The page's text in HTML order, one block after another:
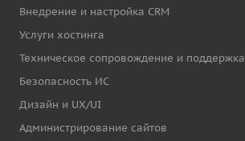
Внедрение и настройка CRM
Услуги хостинга
Техническое сопровождение и поддержка
Безопасность ИС
Дизайн и UX/UI
Администрирование сайтов